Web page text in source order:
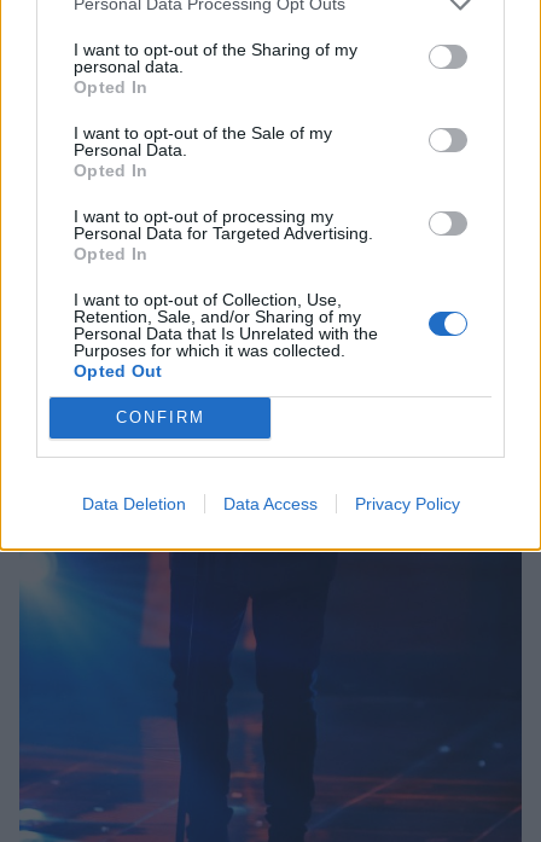
I want to opt-out of the Sharing of my
personal data.
Opted In
I want to opt-out of the Sale of my
Personal Data.
Opted In
I want to opt-out of processing my
Personal Data for Targeted Advertising.
Opted In
I want to opt-out of Collection, Use,
Retention, Sale, and/or Sharing of my
Personal Data that Is Unrelated with the
Purposes for which it was collected.
Opted Out
CONFIRM
Data Deletion Data Access Privacy Policy